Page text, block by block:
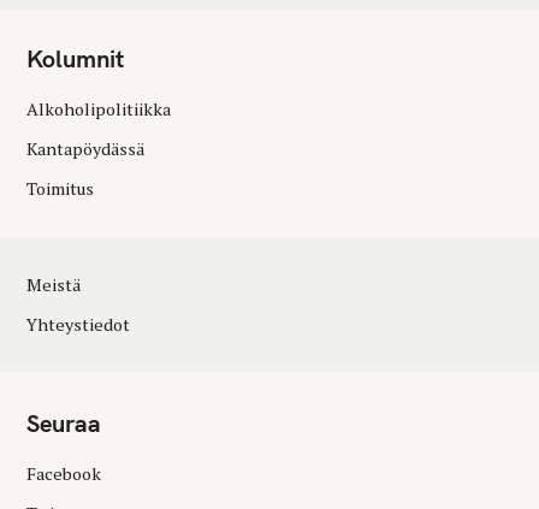
Kolumnit
Alkoholipolitiikka
Kantapöydässä
Toimitus
Meistä
Yhteystiedot
Seuraa
Facebook